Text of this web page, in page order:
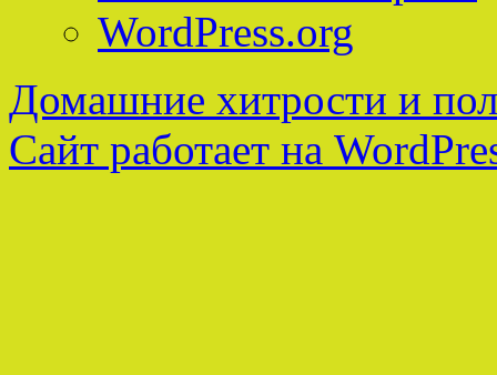
WordPress.org
Домашние хитрости и
Сайт работает на